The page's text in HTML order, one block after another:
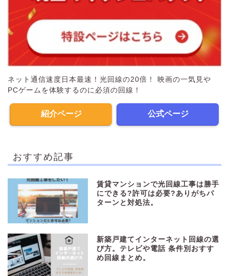
ネット通信速度日本最速！光回線の20倍！ 映画の一気見や
PCゲームを体験するのに必須の回線！
紹介ページ 公式ページ
おすすめ記事
賃貸マンションで光回線工事は勝手
にできる?許可は必要?ありがちパ
ターンと対処法。
新築戸建てインターネット回線の選
び方。テレビや電話 条件別おすす
め回線まとめ。